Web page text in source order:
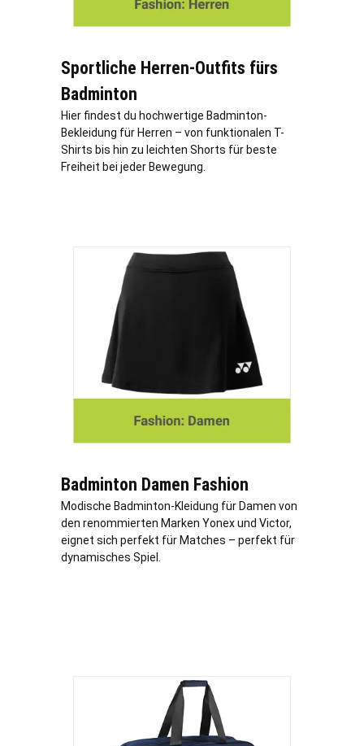
Sportliche Herren-Outfits fürs
Badminton
Hier findest du hochwertige Badminton-
Bekleidung für Herren – von funktionalen T-
Shirts bis hin zu leichten Shorts für beste
Freiheit bei jeder Bewegung.
Badminton Damen Fashion
Modische Badminton-Kleidung für Damen von
den renommierten Marken Yonex und Victor,
eignet sich perfekt für Matches – perfekt für
dynamisches Spiel.